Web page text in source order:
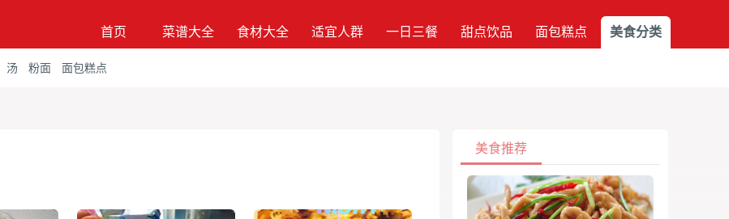
首页 菜谱大全 食材大全 适宜人群 一日三餐 甜点饮品 面包糕点 美食分类
汤 粉面 面包糕点
美食推荐